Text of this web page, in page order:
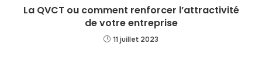
La QVCT ou comment renforcer l’attractivité
de votre entreprise
11 juillet 2023